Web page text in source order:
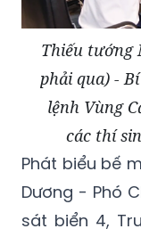
Thiếu tướng
phải qua) -
lệnh Vùng
các thí
Phát biểu bế
Dương - Phó
sát biển 4,